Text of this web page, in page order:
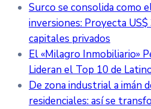
Surco se consolida como
inversiones: Proyecta
capitales privados
El «Milagro Inmobiliario»
Lideran el Top 10 de
De zona industrial a imán
residenciales: así se